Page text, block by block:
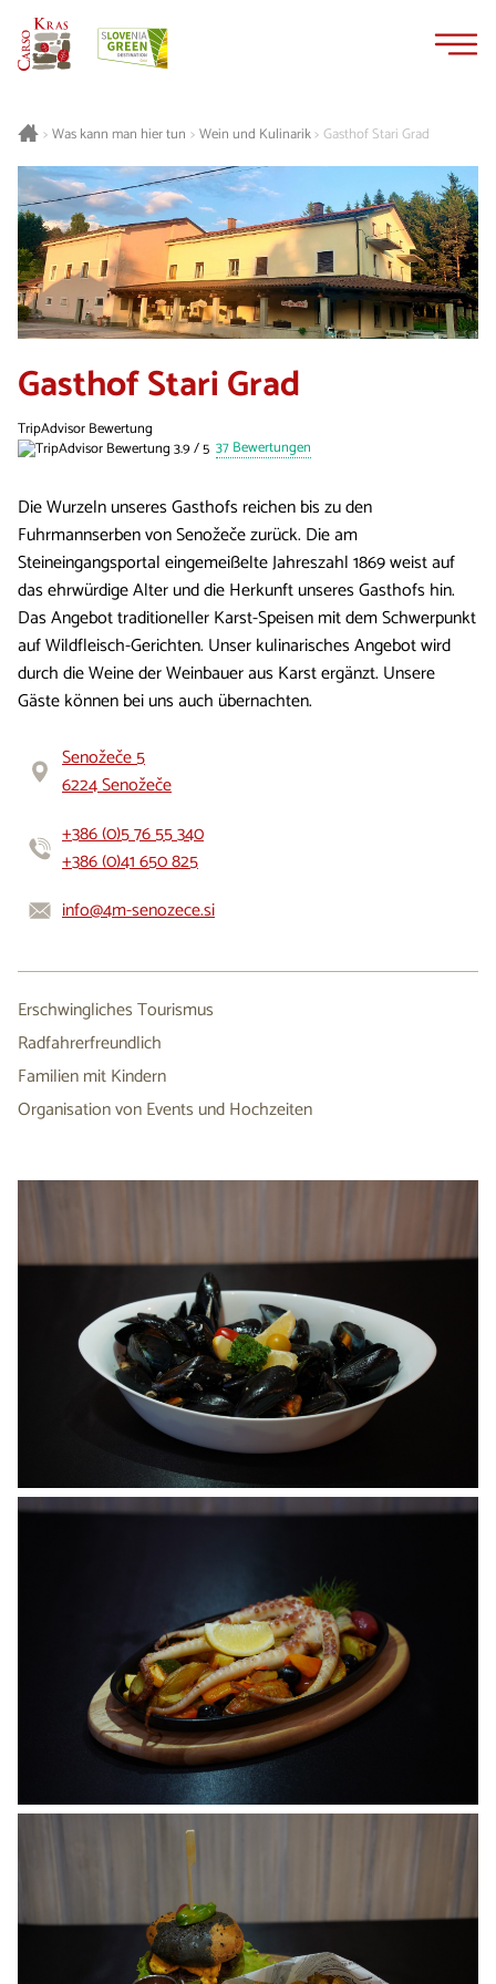
>Was kann man hier tun > Wein und Kulinarik>Gasthof Stari Grad
Gasthof Stari Grad
TripAdvisor Bewertung
37 Bewertungen
Die Wurzeln unseres Gasthofs reichen bis zu den
Fuhrmannserben von Senožeče zurück. Die am
Steineingangsportal eingemeißelte Jahreszahl 1869 weist auf
das ehrwürdige Alter und die Herkunft unseres Gasthofs hin.
Das Angebot traditioneller Karst-Speisen mit dem Schwerpunkt
auf Wildfleisch-Gerichten. Unser kulinarisches Angebot wird
durch die Weine der Weinbauer aus Karst ergänzt. Unsere
Gäste können bei uns auch übernachten.
Senožeče 5
6224 Senožeče
+386 (0)5 76 55 340
+386 (0)41 650 825
info@4m-senozece.si
Erschwingliches Tourismus
Radfahrerfreundlich
Familien mit Kindern
Organisation von Events und Hochzeiten